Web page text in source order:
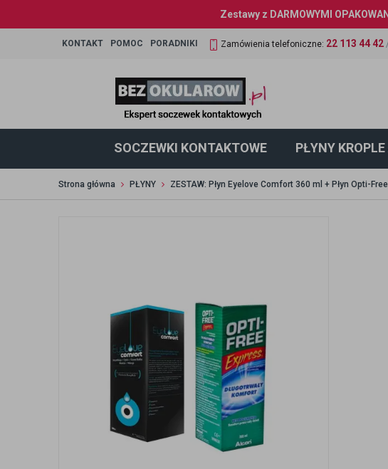
Zestawy z DARMOWYMI
KONTAKT POMOC PORADNIKI Zamówienia telefoniczne: 22 113 44 42
SOCZEWKI KONTAKTOWE PŁYNY
Strona główna PŁYNY ZESTAW: Płyn Eyelove Comfort 360 ml + Płyn Opti-